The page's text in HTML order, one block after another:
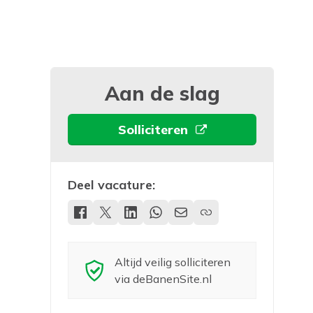
Aan de slag
Solliciteren
Deel vacature:
Altijd veilig solliciteren
via deBanenSite.nl